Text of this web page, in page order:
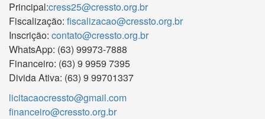
Principal:cress25@cressto.org.br
Fiscalização: fiscalizacao@cressto.org.br
Inscrição: contato@cressto.org.br
WhatsApp: (63) 99973-7888
Financeiro: (63) 9 9959 7395
Divida Ativa: (63) 9 99701337
licitacaocressto@gmail.com
financeiro@cressto.org.br